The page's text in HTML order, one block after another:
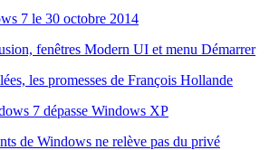
7 le 30 octobre 2014
fenêtres Modern UI et menu Démarrer
les promesses de François Hollande
7 dépasse Windows XP
de Windows ne relève pas du privé